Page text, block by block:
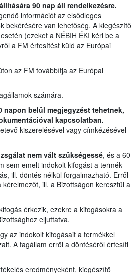
90 nap áll rendelkezésre.
információt az elsődleges
bekérésére van lehetőség. A kiegészítő
(ezeket a NÉBIH ÉKI kéri be a
a FM értesítést küld az Európai
az FM továbbítja az Európai
számára.
belül megjegyzést tehetnek,
kapcsolatban.
kiszerelésével vagy címkézésével
nem vált szükségessé, és a 60
sem emelt indokolt kifogást a termék
ill. döntés nélkül forgalmazható. Erről
ill. a Bizottságon keresztül a
érkezik, ezekre a kifogásokra a
eljuttatva.
az indokolt kifogásait a termékkel
A tagállam erről a döntéséről értesíti
eredményeként, kiegészítő